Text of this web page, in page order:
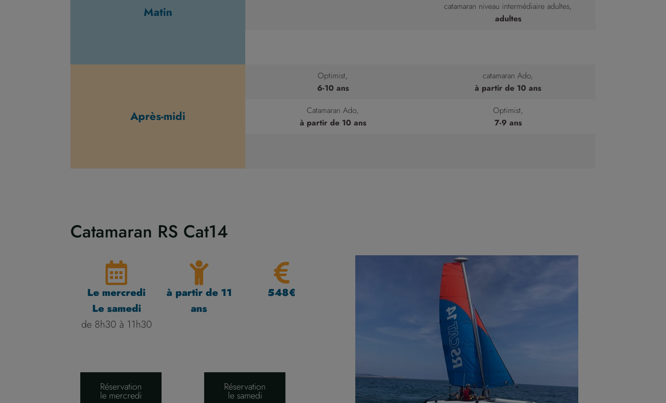
Matin
catamaran niveau intermédiaire adultes,
adultes
Après-midi
Optimist,
6-10 ans
catamaran Ado,
à partir de 10 ans
Catamaran Ado,
à partir de 10 ans
Optimist,
7-9 ans
Catamaran RS Cat14
Le mercredi
Le samedi
de 8h30 à 11h30
à partir de 11
ans
548€
Réservation
le mercredi
Réservation
le samedi